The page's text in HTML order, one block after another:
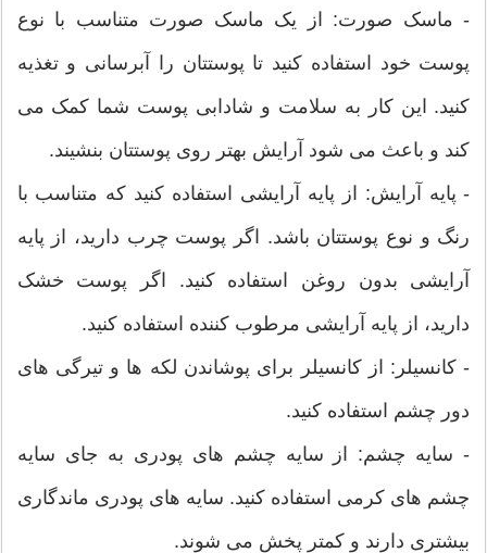
- ماسک صورت: از یک ماسک صورت متناسب با نوع
پوست خود استفاده کنید تا پوستتان را آبرسانی و تغذیه
کنید. این کار به سلامت و شادابی پوست شما کمک می
کند و باعث می شود آرایش بهتر روی پوستتان بنشیند.
- پایه آرایش: از پایه آرایشی استفاده کنید که متناسب با
رنگ و نوع پوستتان باشد. اگر پوست چرب دارید، از پایه
آرایشی بدون روغن استفاده کنید. اگر پوست خشک
دارید، از پایه آرایشی مرطوب کننده استفاده کنید.
- کانسیلر: از کانسیلر برای پوشاندن لکه ها و تیرگی های
دور چشم استفاده کنید.
- سایه چشم: از سایه چشم های پودری به جای سایه
چشم های کرمی استفاده کنید. سایه های پودری ماندگاری
بیشتری دارند و کمتر پخش می شوند.